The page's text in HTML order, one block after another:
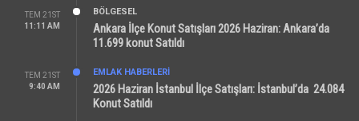
TEM 21ST
11:11 AM
BÖLGESEL
Ankara İlçe Konut Satışları 2026 Haziran: Ankara’da
11.699 konut Satıldı
TEM 21ST
9:40 AM
EMLAK HABERLERI
2026 Haziran İstanbul İlçe Satışları: İstanbul’da 24.084
Konut Satıldı